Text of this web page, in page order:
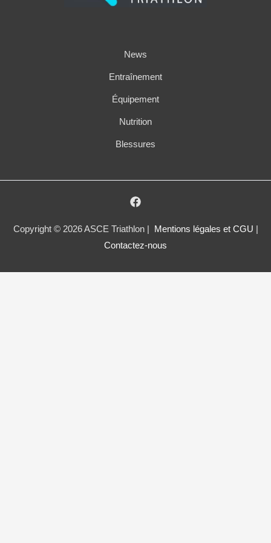
News
Entraînement
Équipement
Nutrition
Blessures
Copyright © 2026 ASCE Triathlon | Mentions légales et CGU
Contactez-nous